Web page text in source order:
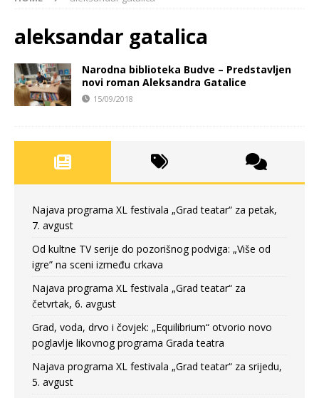
aleksandar gatalica
Narodna biblioteka Budve – Predstavljen
novi roman Aleksandra Gatalice
15/09/2018
Najava programa XL festivala „Grad teatar“ za petak,
7. avgust
Od kultne TV serije do pozorišnog podviga: „Više od
igre” na sceni između crkava
Najava programa XL festivala „Grad teatar“ za
četvrtak, 6. avgust
Grad, voda, drvo i čovjek: „Equilibrium“ otvorio novo
poglavlje likovnog programa Grada teatra
Najava programa XL festivala „Grad teatar“ za srijedu,
5. avgust